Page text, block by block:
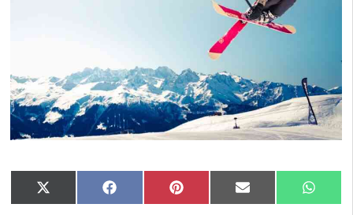
Compartir
en
X
(Twitter)
Compartir
en
Facebook Compartir
en
Pinterest Compartir
en
Email
en